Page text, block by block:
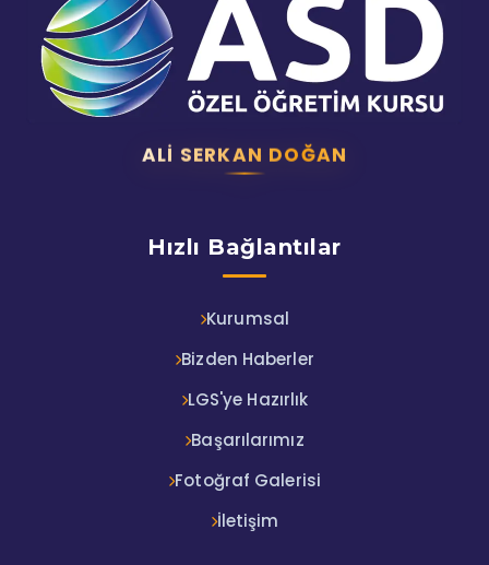
ALI SERKAN DOĞAN
Hızlı Bağlantılar
Kurumsal
Bizden Haberler
LGS'ye Hazırlık
Başarılarımız
Fotoğraf Galerisi
İletişim